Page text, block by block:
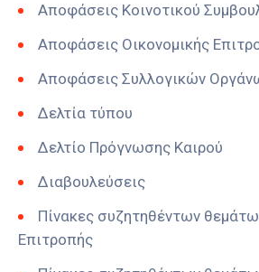
Αποφάσεις Κοινοτικού
Αποφάσεις Οικονομικής
Αποφάσεις Συλλογικών
Δελτία τύπου
Δελτίο Πρόγνωσης Καιρού
Διαβουλεύσεις
Πίνακες συζητηθέντων
Επιτροπής